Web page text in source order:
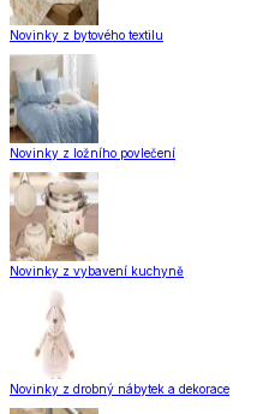
Novinky z bytového textilu
Novinky z ložního povlečení
Novinky z vybavení kuchyně
Novinky z drobný nábytek a dekorace